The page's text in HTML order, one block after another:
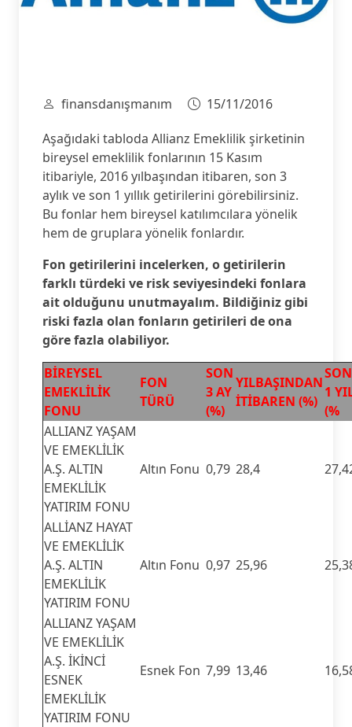
finansdanışmanım
15/11/2016
Aşağıdaki tabloda Allianz Emeklilik şirketinin
bireysel emeklilik fonlarının 15 Kasım
itibariyle, 2016 yılbaşından itibaren, son 3
aylık ve son 1 yıllık getirilerini görebilirsiniz.
Bu fonlar hem bireysel katılımcılara yönelik
hem de gruplara yönelik fonlardır.
Fon getirilerini incelerken, o getirilerin
farklı türdeki ve risk seviyesindeki fonlara
ait olduğunu unutmayalım. Bildiğiniz gibi
riski fazla olan fonların getirileri de ona
göre fazla olabiliyor.
BİREYSEL
EMEKLİLİK
FONU
FON
TÜRÜ
SON
3 AY
(%)
YILBAŞINDAN
İTİBAREN (%)
SON
1
(%
ALLIANZ YAŞAM
VE EMEKLİLİK
A.Ş. ALTIN
EMEKLİLİK
YATIRIM FONU
Altın Fonu 0,79 28,4
ALLİANZ HAYAT
VE EMEKLİLİK
A.Ş. ALTIN
EMEKLİLİK
YATIRIM FONU
Altın Fonu 0,97 25,96
ALLIANZ YAŞAM
VE EMEKLİLİK
A.Ş. İKİNCİ
ESNEK
EMEKLİLİK
YATIRIM FONU
Esnek Fon 7,99 13,46